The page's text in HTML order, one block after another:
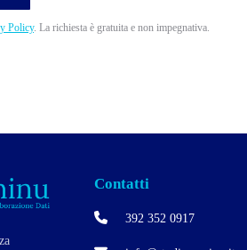
Policy. La richiesta è gratuita e non impegnativa.
Contatti
392 352 0917